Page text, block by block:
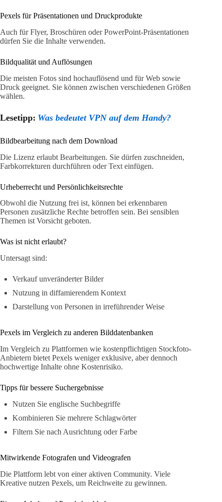
Pexels für Präsentationen und Druckprodukte
Auch für Flyer, Broschüren oder PowerPoint-Präsentationen
dürfen Sie die Inhalte verwenden.
Bildqualität und Auflösungen
Die meisten Fotos sind hochauflösend und für Web sowie
Druck geeignet. Sie können zwischen verschiedenen Größen
wählen.
Lesetipp: Was bedeutet VPN auf dem Handy?
Bildbearbeitung nach dem Download
Die Lizenz erlaubt Bearbeitungen. Sie dürfen zuschneiden,
Farbkorrekturen durchführen oder Text einfügen.
Urheberrecht und Persönlichkeitsrechte
Obwohl die Nutzung frei ist, können bei erkennbaren
Personen zusätzliche Rechte betroffen sein. Bei sensiblen
Themen ist Vorsicht geboten.
Was ist nicht erlaubt?
Untersagt sind:
Verkauf unveränderter Bilder
Nutzung in diffamierendem Kontext
Darstellung von Personen in irreführender Weise
Pexels im Vergleich zu anderen Bilddatenbanken
Im Vergleich zu Plattformen wie kostenpflichtigen Stockfoto-
Anbietern bietet Pexels weniger exklusive, aber dennoch
hochwertige Inhalte ohne Kostenrisiko.
Tipps für bessere Suchergebnisse
Nutzen Sie englische Suchbegriffe
Kombinieren Sie mehrere Schlagwörter
Filtern Sie nach Ausrichtung oder Farbe
Mitwirkende Fotografen und Videografen
Die Plattform lebt von einer aktiven Community. Viele
Kreative nutzen Pexels, um Reichweite zu gewinnen.